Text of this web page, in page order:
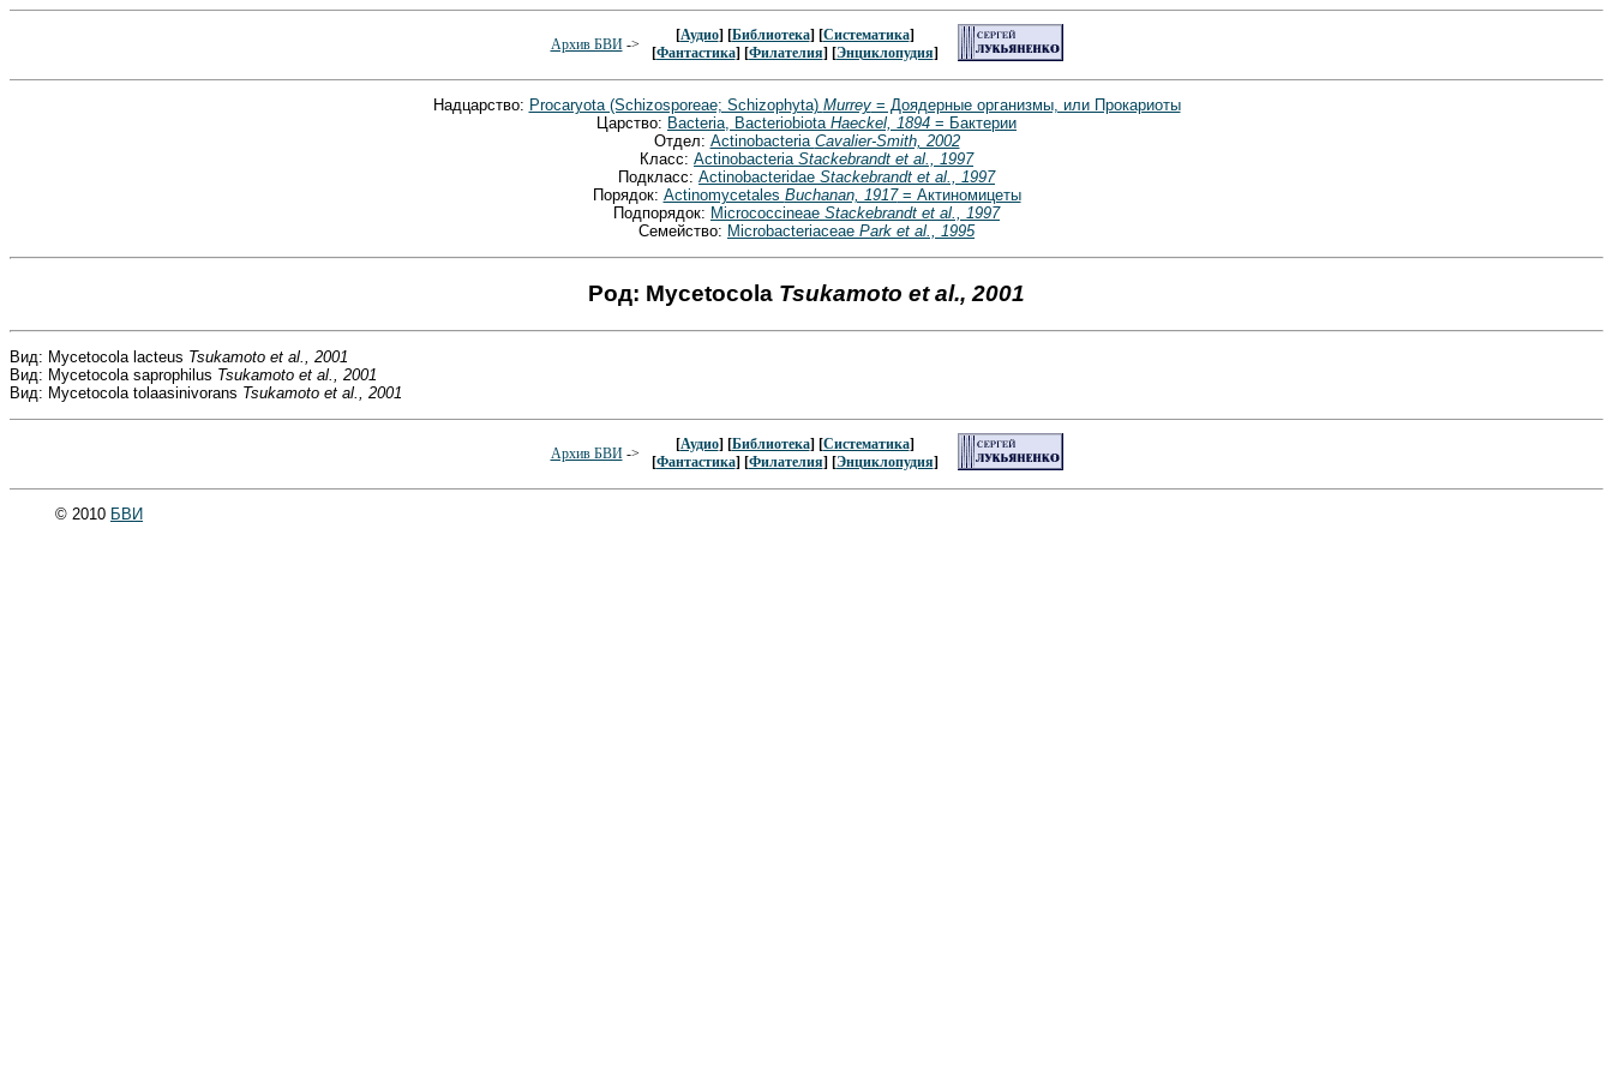
Архив БВИ->
[Аудио] [Библиотека] [Систематика]
[Фантастика] [Филателия] [Энциклопудия]
Надцарство: Procaryota (Schizosporeae; Schizophyta) Murrey= Доядерные организмы, или Прокариоты
Царство: Bacteria, Bacteriobiota Haeckel, 1894 = Бактерии
Отдел: Actinobacteria Cavalier-Smith, 2002
Класс: Actinobacteria Stackebrandt et al., 1997
Подкласс: Actinobacteridae Stackebrandt et al., 1997
Порядок: Actinomycetales Buchanan, 1917= Актиномицеты
Подпорядок: Micrococcineae Stackebrandt et al., 1997
Семейство: Microbacteriaceae Park et al., 1995
Род: Mycetocola Tsukamoto et al., 2001
Вид: Mycetocola lacteus Tsukamoto et al., 2001
Вид: Mycetocola saprophilus Tsukamoto et al., 2001
Вид: Mycetocola tolaasinivorans Tsukamoto et al., 2001
Архив БВИ->
[Аудио] [Библиотека] [Систематика]
[Фантастика] [Филателия] [Энциклопудия]
© 2010 БВИ